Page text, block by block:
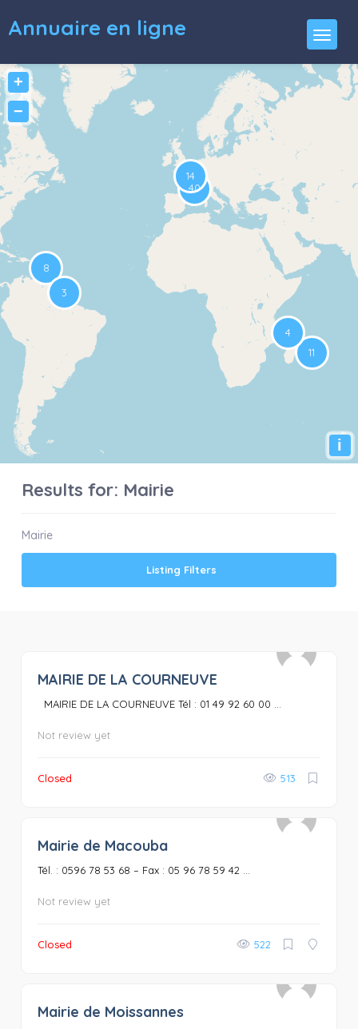
Annuaire en ligne
+
−
i
Results for: Mairie
Mairie
Listing Filters
MAIRIE DE LA COURNEUVE
MAIRIE DE LA COURNEUVE Tél : 01 49 92 60 00 ...
Not review yet
Closed 513
Mairie de Macouba
Tél. : 0596 78 53 68 – Fax : 05 96 78 59 42 ...
Not review yet
Closed 522
Mairie de Moissannes